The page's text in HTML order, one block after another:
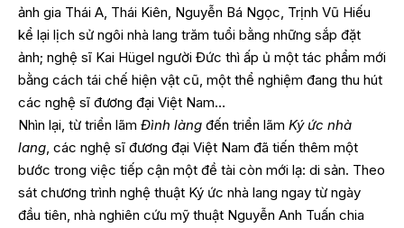
ảnh gia Thái A, Thái Kiên, Nguyễn Bá Ngọc, Trịnh Vũ Hiếu
kể lại lịch sử ngôi nhà lang trăm tuổi bằng những sắp đặt
ảnh; nghệ sĩ Kai Hügel người Đức thì ấp ủ một tác phẩm mới
bằng cách tái chế hiện vật cũ, một thể nghiệm đang thu hút
các nghệ sĩ đương đại Việt Nam…
Nhìn lại, từ triển lãm Đình làng đến triển lãm Ký ức nhà
lang, các nghệ sĩ đương đại Việt Nam đã tiến thêm một
bước trong việc tiếp cận một đề tài còn mới lạ: di sản. Theo
sát chương trình nghệ thuật Ký ức nhà lang ngay từ ngày
đầu tiên, nhà nghiên cứu mỹ thuật Nguyễn Anh Tuấn chia